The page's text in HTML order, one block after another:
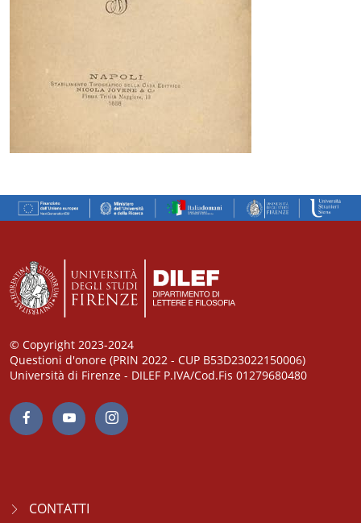
© Copyright 2023-2024
Questioni d'onore (PRIN 2022 - CUP B53D23022150006)
Università di Firenze - DILEF P.IVA/Cod.Fis 01279680480
CONTATTI